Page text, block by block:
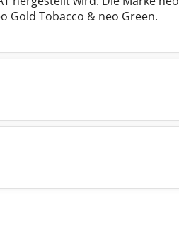
Gold Tobacco & neo Green.